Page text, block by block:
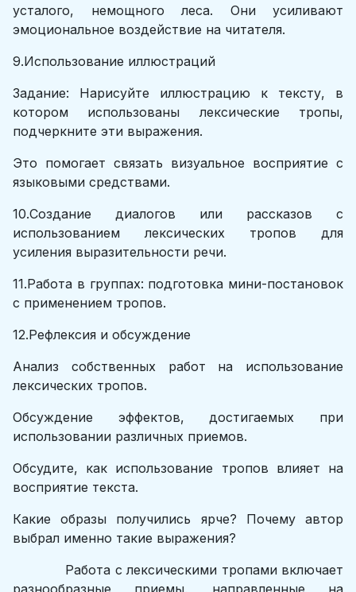
усталого, немощного леса. Они усиливают
эмоциональное воздействие на читателя.
9.Использование иллюстраций
Задание: Нарисуйте иллюстрацию к тексту, в
котором использованы лексические тропы,
подчеркните эти выражения.
Это помогает связать визуальное восприятие с
языковыми средствами.
10.Создание диалогов или рассказов с
использованием лексических тропов для
усиления выразительности речи.
11.Работа в группах: подготовка мини-постановок
с применением тропов.
12.Рефлексия и обсуждение
Анализ собственных работ на использование
лексических тропов.
Обсуждение эффектов, достигаемых при
использовании различных приемов.
Обсудите, как использование тропов влияет на
восприятие текста.
Какие образы получились ярче? Почему автор
выбрал именно такие выражения?
Работа с лексическими тропами включает
разнообразные приемы, направленные на